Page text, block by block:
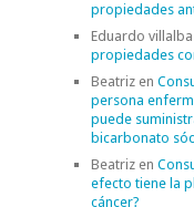
propiedades
Eduardo villalba
propiedades
Beatriz en
persona
puede
bicarbonato
Beatriz en
efecto tiene la
cáncer?